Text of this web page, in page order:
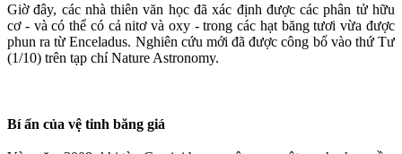
Giờ đây, các nhà thiên văn học đã xác định được các phân tử hữu
cơ - và có thể có cả nitơ và oxy - trong các hạt băng tươi vừa được
phun ra từ Enceladus. Nghiên cứu mới đã được công bố vào thứ Tư
(1/10) trên tạp chí Nature Astronomy.
Bí ẩn của vệ tinh băng giá